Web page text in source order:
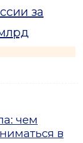
за
чем
в